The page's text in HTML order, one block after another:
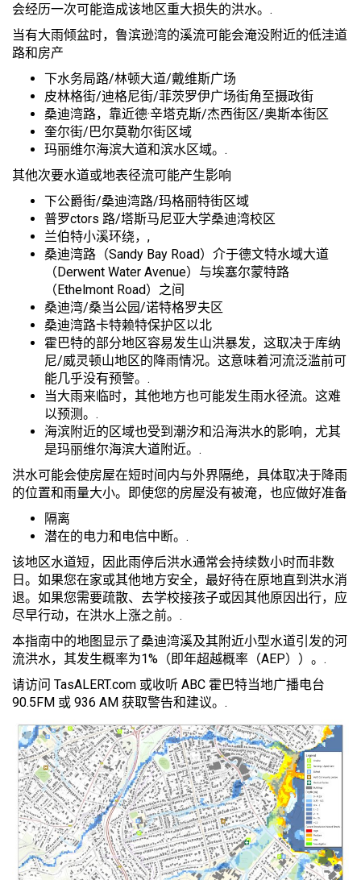
会经历一次可能造成该地区重大损失的洪水。.
当有大雨倾盆时，鲁滨逊湾的溪流可能会淹没附近的低洼道
路和房产
下水务局路/林顿大道/戴维斯广场
皮林格街/迪格尼街/菲茨罗伊广场街角至摄政街
桑迪湾路，靠近德·辛塔克斯/杰西街区/奥斯本街区
奎尔街/巴尔莫勒尔街区域
玛丽维尔海滨大道和滨水区域。.
其他次要水道或地表径流可能产生影响
下公爵街/桑迪湾路/玛格丽特街区域
普罗ctors 路/塔斯马尼亚大学桑迪湾校区
兰伯特小溪环绕，,
桑迪湾路（Sandy Bay Road）介于德文特水域大道
（Derwent Water Avenue）与埃塞尔蒙特路
（Ethelmont Road）之间
桑迪湾/桑当公园/诺特格罗夫区
桑迪湾路卡特赖特保护区以北
霍巴特的部分地区容易发生山洪暴发，这取决于库纳
尼/威灵顿山地区的降雨情况。这意味着河流泛滥前可
能几乎没有预警。.
当大雨来临时，其他地方也可能发生雨水径流。这难
以预测。.
海滨附近的区域也受到潮汐和沿海洪水的影响，尤其
是玛丽维尔海滨大道附近。.
洪水可能会使房屋在短时间内与外界隔绝，具体取决于降雨
的位置和雨量大小。即使您的房屋没有被淹，也应做好准备
隔离
潜在的电力和电信中断。.
该地区水道短，因此雨停后洪水通常会持续数小时而非数
日。如果您在家或其他地方安全，最好待在原地直到洪水消
退。如果您需要疏散、去学校接孩子或因其他原因出行，应
尽早行动，在洪水上涨之前。.
本指南中的地图显示了桑迪湾溪及其附近小型水道引发的河
流洪水，其发生概率为1%（即年超越概率（AEP））。.
请访问 TasALERT.com 或收听 ABC 霍巴特当地广播电台
90.5FM 或 936 AM 获取警告和建议。.